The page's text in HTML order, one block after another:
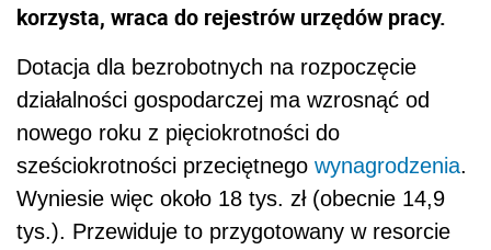
korzysta, wraca do rejestrów urzędów pracy.
Dotacja dla bezrobotnych na rozpoczęcie
działalności gospodarczej ma wzrosnąć od
nowego roku z pięciokrotności do
sześciokrotności przeciętnego wynagrodzenia.
Wyniesie więc około 18 tys. zł (obecnie 14,9
tys.). Przewiduje to przygotowany w resorcie